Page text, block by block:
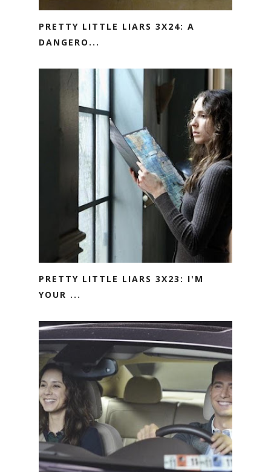
PRETTY LITTLE LIARS 3X24: A
DANGERO...
PRETTY LITTLE LIARS 3X23: I'M
YOUR ...